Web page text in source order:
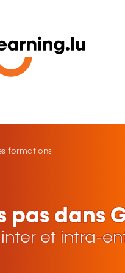
formations
pas dans
et intra-